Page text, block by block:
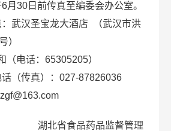
月30日前传真至编委会办公室。
武汉圣宝龙大酒店 （武汉市洪
）
电话：65305205）
（传真）：027-87826036
品药品监督管理